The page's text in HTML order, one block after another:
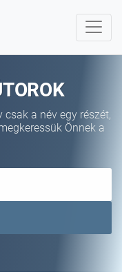
a név egy részét,
Önnek a